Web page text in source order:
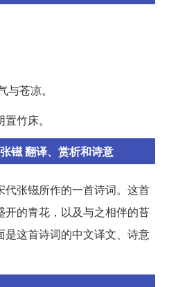
苍凉。
竹床。
镃 翻译、赏析和诗意
代张镃所作的一首诗词。这首
的青花，以及与之相伴的苔
这首诗词的中文译文、诗意